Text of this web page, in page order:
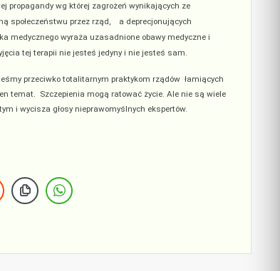
propagandy wg której zagrożeń wynikających ze
społeczeństwu przez rząd, a deprecjonujących
medycznego wyraża uzasadnione obawy medyczne i
tej terapii nie jesteś jedyny i nie jesteś sam.
przeciwko totalitarnym praktykom rządów łamiących
temat. Szczepienia mogą ratować życie. Ale nie są wiele
i wycisza głosy nieprawomyślnych ekspertów.